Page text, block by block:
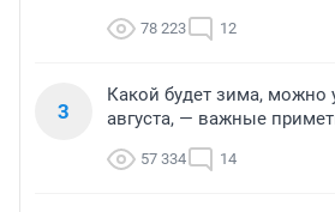
78 223 12
3
Какой будет зима, можно
августа, — важные
57 334 14